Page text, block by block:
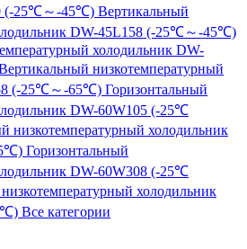
(-25℃～-45℃) Вертикальный
DW-45L158 (-25℃～-45℃)
холодильник DW-
низкотемпературный
(-25℃～-65℃) Горизонтальный
DW-60W105 (-25℃
низкотемпературный холодильник
Горизонтальный
DW-60W308 (-25℃
холодильник
Все категории